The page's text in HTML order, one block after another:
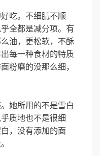
吃。不细腻不顺
全都是减分项。有
油，更松软，不酥
每一种食材的特质
粉磨的没那么细，
她所用的不是雪白
质地也不是很细
，没有添加的面